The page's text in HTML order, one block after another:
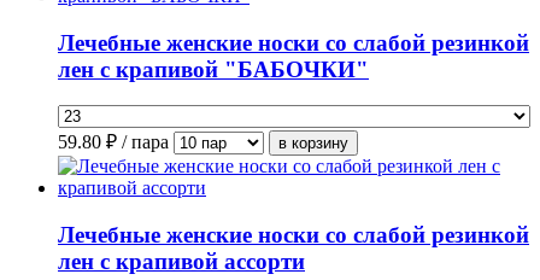
Лечебные женские носки со слабой резинкой
лен с крапивой "БАБОЧКИ"
59.80 ₽ / пара
Лечебные женские носки со слабой резинкой
лен с крапивой ассорти